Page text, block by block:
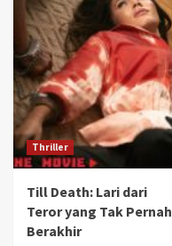
Thriller
Till Death: Lari dari
Teror yang Tak Pernah
Berakhir